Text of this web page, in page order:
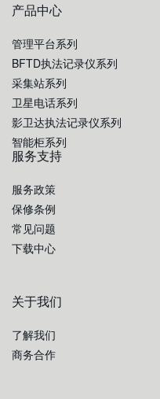
产品中心
管理平台系列
BFTD执法记录仪系列
采集站系列
卫星电话系列
影卫达执法记录仪系列
智能柜系列
服务支持
服务政策
保修条例
常见问题
下载中心
关于我们
了解我们
商务合作